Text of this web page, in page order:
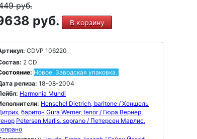
руб.
руб. В корзину
CDVP 106220
2 CD
Новое. Заводская упаковка.
релиза: 18-08-2004
Harmonia Mundi
Henschel Dietrich, baritone / Хеншель
баритон Güra Werner, tenor / Гюра Вернер,
Petersen Marlis, soprano / Петерсен Марлис,